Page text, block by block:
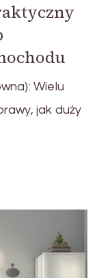
Wielu
jak duży